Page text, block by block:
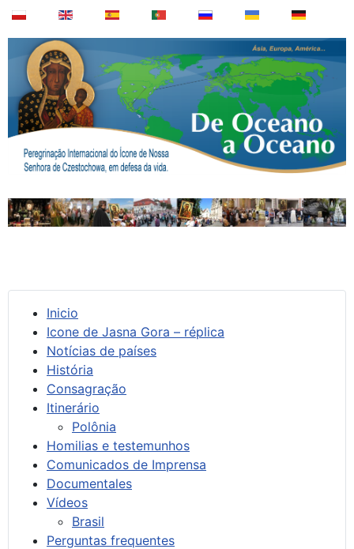
Inicio
Icone de Jasna Gora – réplica
Notícias de países
História
Consagração
Itinerário
Polônia
Homilias e testemunhos
Comunicados de Imprensa
Documentales
Vídeos
Brasil
Perguntas frequentes